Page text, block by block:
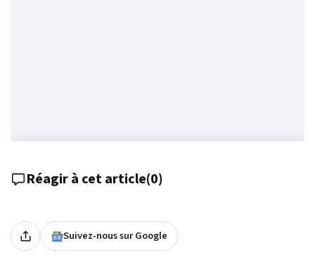
Réagir à cet article(0)
Suivez-nous sur Google